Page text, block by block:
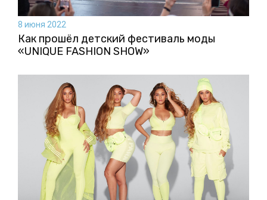
8 июня 2022
Как прошёл детский фестиваль моды
«UNIQUE FASHION SHOW»